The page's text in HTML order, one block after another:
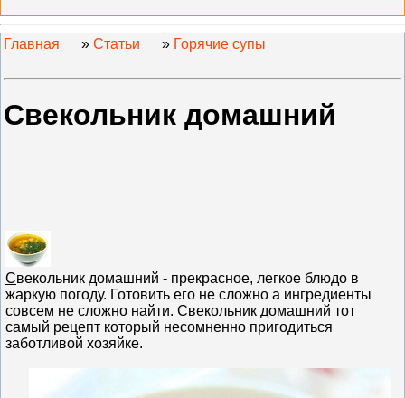
Главная » Статьи » Горячие супы
Свекольник домашний
Свекольник домашний - прекрасное, легкое блюдо в
жаркую погоду. Готовить его не сложно а ингредиенты
совсем не сложно найти. Свекольник домашний тот
самый рецепт который несомненно пригодиться
заботливой хозяйке.